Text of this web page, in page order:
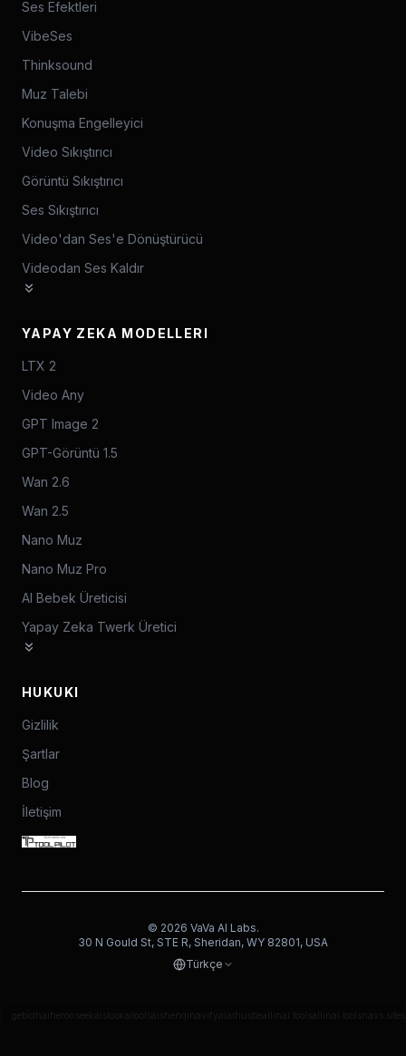
Ses Efektleri
VibeSes
Thinksound
Muz Talebi
Konuşma Engelleyici
Video Sıkıştırıcı
Görüntü Sıkıştırıcı
Ses Sıkıştırıcı
Video'dan Ses'e Dönüştürücü
Videodan Ses Kaldır
YAPAY ZEKA MODELLERI
LTX 2
Video Any
GPT Image 2
GPT-Görüntü 1.5
Wan 2.6
Wan 2.5
Nano Muz
Nano Muz Pro
AI Bebek Üreticisi
Yapay Zeka Twerk Üretici
HUKUKI
Gizlilik
Şartlar
Blog
İletişim
© 2026 VaVa AI Labs.
30 N Gould St, STE R, Sheridan, WY 82801, USA
Türkçe
gebidh aiheron seekais lookaitools aishenqinavifyaiaihustleallinai.tools allinai.tools navs.site